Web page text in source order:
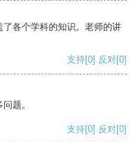
各个学科的知识。老师的讲
支持[0] 反对[0]
题。
支持[0] 反对[0]